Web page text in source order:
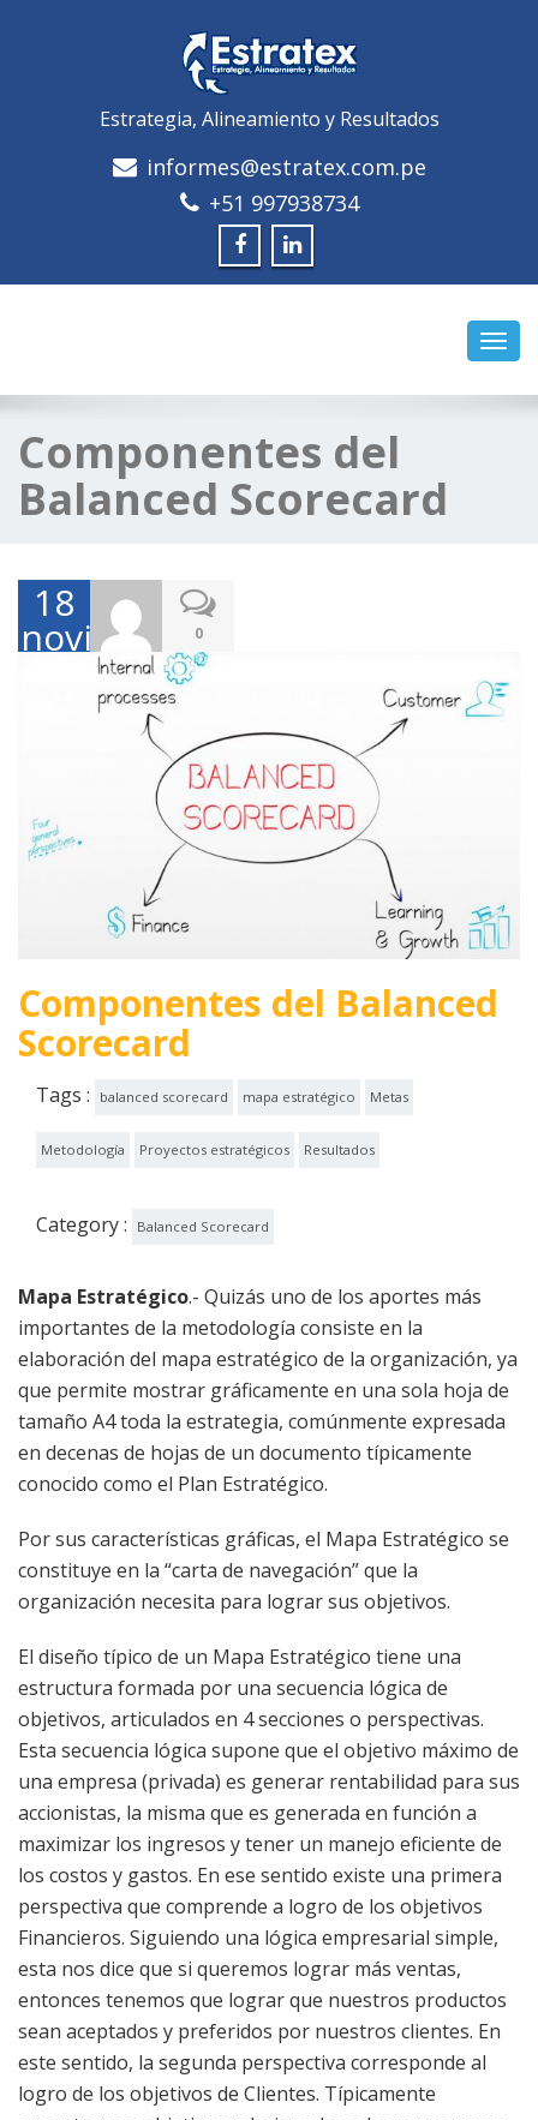
Estrategia, Alineamiento y Resultados
informes@estratex.com.pe
+51 997938734
Componentes del
Balanced Scorecard
18
noviembre,
2017
0
Componentes del Balanced
Scorecard
Tags : balanced scorecard mapa estratégico Metas
Metodología Proyectos estratégicos Resultados
Category : Balanced Scorecard
Mapa Estratégico.- Quizás uno de los aportes más
importantes de la metodología consiste en la
elaboración del mapa estratégico de la organización, ya
que permite mostrar gráficamente en una sola hoja de
tamaño A4 toda la estrategia, comúnmente expresada
en decenas de hojas de un documento típicamente
conocido como el Plan Estratégico.
Por sus características gráficas, el Mapa Estratégico se
constituye en la “carta de navegación” que la
organización necesita para lograr sus objetivos.
El diseño típico de un Mapa Estratégico tiene una
estructura formada por una secuencia lógica de
objetivos, articulados en 4 secciones o perspectivas.
Esta secuencia lógica supone que el objetivo máximo de
una empresa (privada) es generar rentabilidad para sus
accionistas, la misma que es generada en función a
maximizar los ingresos y tener un manejo eficiente de
los costos y gastos. En ese sentido existe una primera
perspectiva que comprende a logro de los objetivos
Financieros. Siguiendo una lógica empresarial simple,
esta nos dice que si queremos lograr más ventas,
entonces tenemos que lograr que nuestros productos
sean aceptados y preferidos por nuestros clientes. En
este sentido, la segunda perspectiva corresponde al
logro de los objetivos de Clientes. Típicamente